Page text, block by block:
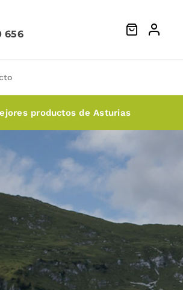
656
productos de Asturias